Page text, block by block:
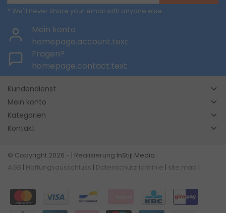
* We'll never share your email with anyone else.
Mein konto
homepage.account.text
Fragen?
homepage.contact.text
Kundendienst
Mein konto
Kategorien
Kontakt
© Copyright 2026 - | Realisierung InStijl Media
AGB
Haftungsausschluss Datenschutzrichtlinie site map